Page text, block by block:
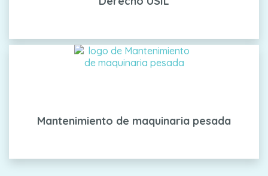
Mantenimiento de maquinaria pesada